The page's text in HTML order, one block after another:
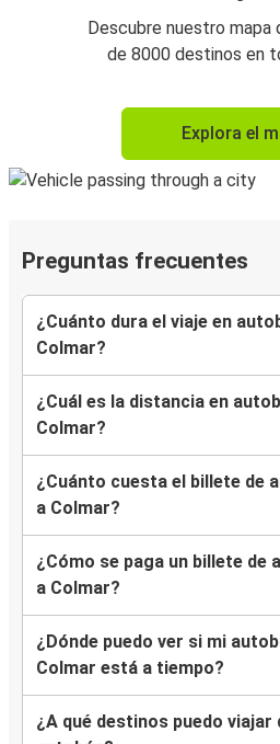
Descubre nuestro mapa
de 8000 destinos en
Explora el
Preguntas frecuentes
¿Cuánto dura el viaje en
Colmar?
¿Cuál es la distancia en
Colmar?
¿Cuánto cuesta el billete de
a Colmar?
¿Cómo se paga un billete de
a Colmar?
¿Dónde puedo ver si mi
Colmar está a tiempo?
¿A qué destinos puedo viajar